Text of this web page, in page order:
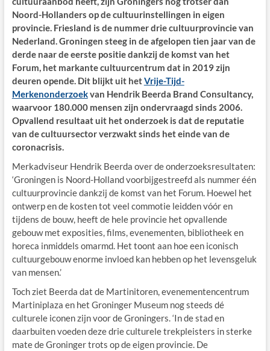
Noord-Hollanders op de cultuurinstellingen in eigen
provincie. Friesland is de nummer drie cultuurprovincie van
Nederland. Groningen steeg in de afgelopen tien jaar van de
derde naar de eerste positie dankzij de komst van het
Forum, het markante cultuurcentrum dat in 2019 zijn
deuren opende. Dit blijkt uit hetVrije-Tijd-
Merkenonderzoekvan Hendrik Beerda Brand Consultancy,
waarvoor 180.000 mensen zijn ondervraagd sinds 2006.
Opvallend resultaat uit het onderzoek is dat de reputatie
van de cultuursector verzwakt sinds het einde van de
coronacrisis.
Merkadviseur Hendrik Beerda over de onderzoeksresultaten:
‘Groningen is Noord-Holland voorbijgestreefd als nummer één
cultuurprovincie dankzij de komst van het Forum. Hoewel het
ontwerp en de kosten tot veel commotie leidden vóór en
tijdens de bouw, heeft de hele provincie het opvallende
gebouw met exposities, films, evenementen, bibliotheek en
horeca inmiddels omarmd. Het toont aan hoe een iconisch
cultuurgebouw enorme invloed kan hebben op het levensgeluk
van mensen.’
Toch ziet Beerda dat de Martinitoren, evenementencentrum
Martiniplaza en het Groninger Museum nog steeds dé
culturele iconen zijn voor de Groningers. ‘In de stad en
daarbuiten voeden deze drie culturele trekpleisters in sterke
mate de Groninger trots op de eigen provincie. De